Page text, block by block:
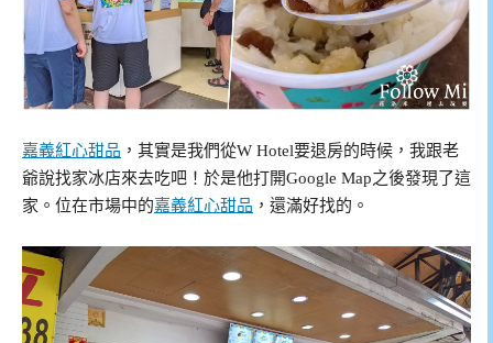
嘉義紅心甜品 ，其實是我們從W Hotel要退房的時候，我跟老
爺說找家冰店來去吃吧！於是他打開Google Map之後發現了這
家。位在市場中的嘉義紅心甜品 ，還滿好找的。